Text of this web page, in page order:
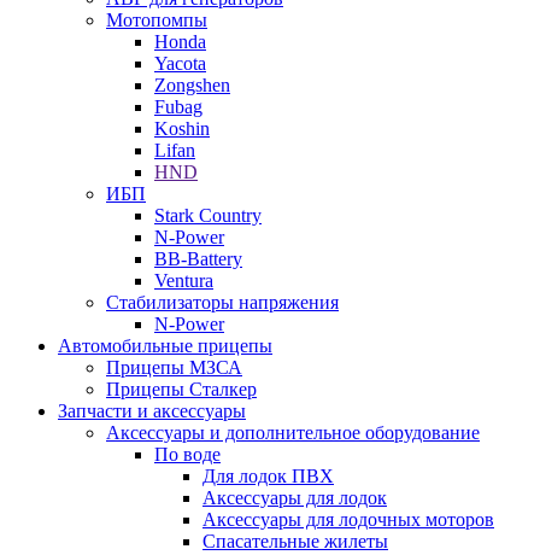
Мотопомпы
Honda
Yacota
Zongshen
Fubag
Koshin
Lifan
HND
ИБП
Stark Country
N-Power
BB-Battery
Ventura
Стабилизаторы напряжения
N-Power
Автомобильные прицепы
Прицепы МЗСА
Прицепы Сталкер
Запчасти и аксессуары
Аксессуары и дополнительное оборудование
По воде
Для лодок ПВХ
Аксессуары для лодок
Аксессуары для лодочных моторов
Спасательные жилеты